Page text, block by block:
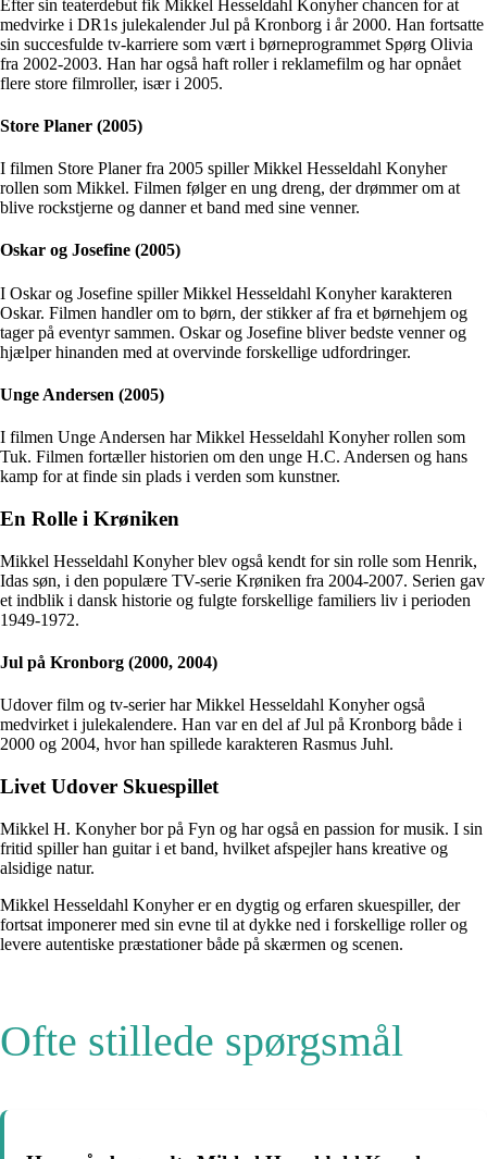
Efter sin teaterdebut fik Mikkel Hesseldahl Konyher chancen for at
medvirke i DR1s julekalender Jul på Kronborg i år 2000. Han fortsatte
sin succesfulde tv-karriere som vært i børneprogrammet Spørg Olivia
fra 2002-2003. Han har også haft roller i reklamefilm og har opnået
flere store filmroller, især i 2005.
Store Planer (2005)
I filmen Store Planer fra 2005 spiller Mikkel Hesseldahl Konyher
rollen som Mikkel. Filmen følger en ung dreng, der drømmer om at
blive rockstjerne og danner et band med sine venner.
Oskar og Josefine (2005)
I Oskar og Josefine spiller Mikkel Hesseldahl Konyher karakteren
Oskar. Filmen handler om to børn, der stikker af fra et børnehjem og
tager på eventyr sammen. Oskar og Josefine bliver bedste venner og
hjælper hinanden med at overvinde forskellige udfordringer.
Unge Andersen (2005)
I filmen Unge Andersen har Mikkel Hesseldahl Konyher rollen som
Tuk. Filmen fortæller historien om den unge H.C. Andersen og hans
kamp for at finde sin plads i verden som kunstner.
En Rolle i Krøniken
Mikkel Hesseldahl Konyher blev også kendt for sin rolle som Henrik,
Idas søn, i den populære TV-serie Krøniken fra 2004-2007. Serien gav
et indblik i dansk historie og fulgte forskellige familiers liv i perioden
1949-1972.
Jul på Kronborg (2000, 2004)
Udover film og tv-serier har Mikkel Hesseldahl Konyher også
medvirket i julekalendere. Han var en del af Jul på Kronborg både i
2000 og 2004, hvor han spillede karakteren Rasmus Juhl.
Livet Udover Skuespillet
Mikkel H. Konyher bor på Fyn og har også en passion for musik. I sin
fritid spiller han guitar i et band, hvilket afspejler hans kreative og
alsidige natur.
Mikkel Hesseldahl Konyher er en dygtig og erfaren skuespiller, der
fortsat imponerer med sin evne til at dykke ned i forskellige roller og
levere autentiske præstationer både på skærmen og scenen.
Ofte stillede spørgsmål